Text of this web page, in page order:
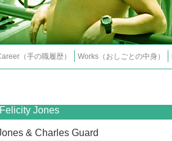
（手の職履歴） Works（おしごとの中身）
Jones
& Charles Guard